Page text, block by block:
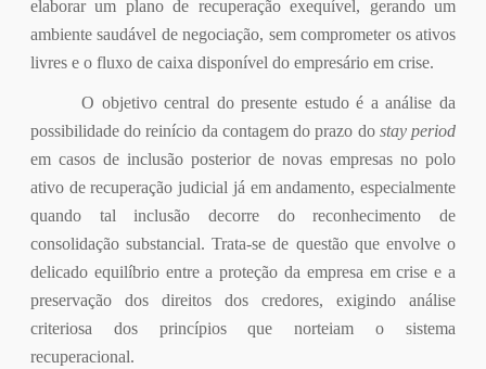
elaborar um plano de recuperação exequível, gerando um
ambiente saudável de negociação, sem comprometer os ativos
livres e o fluxo de caixa disponível do empresário em crise.
O objetivo central do presente estudo é a análise da
possibilidade do reinício da contagem do prazo do stay period
em casos de inclusão posterior de novas empresas no polo
ativo de recuperação judicial já em andamento, especialmente
quando tal inclusão decorre do reconhecimento de
consolidação substancial. Trata-se de questão que envolve o
delicado equilíbrio entre a proteção da empresa em crise e a
preservação dos direitos dos credores, exigindo análise
criteriosa dos princípios que norteiam o sistema
recuperacional.